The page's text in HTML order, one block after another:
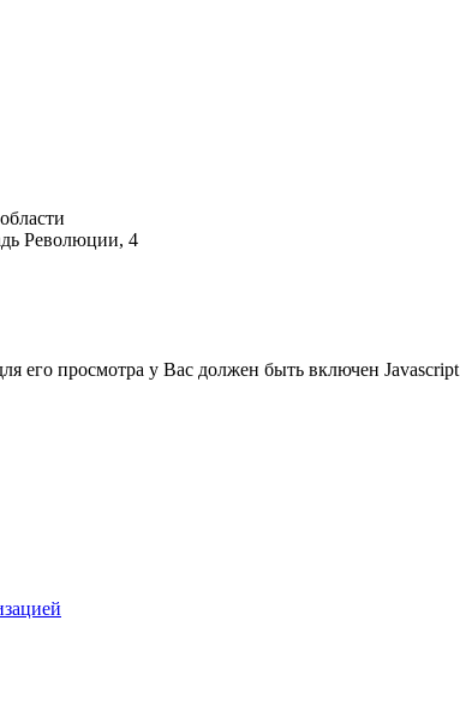
Революции, 4
его просмотра у Вас должен быть включен Javascript